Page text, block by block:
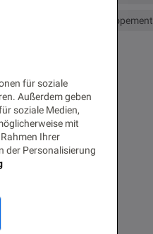
für soziale
Außerdem geben
soziale Medien,
mit
Ihrer
der Personalisierung
Web Developement